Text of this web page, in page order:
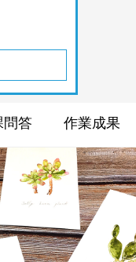
問答 作業成果